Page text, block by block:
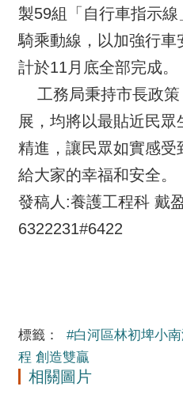
製59組「自行車指示
騎乘動線，以加強行
計於11月底全部完成。
工務局秉持市長政策
展，均將以最貼近民
精進，讓民眾如實感受
給大家的幸福和安全。
發稿人:養護工程科 戴
6322231#6422
標籤：
#白河區林初埤小
程 創造雙贏
相關圖片